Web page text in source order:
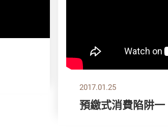
2017.01.25
預繳式消費陷阱